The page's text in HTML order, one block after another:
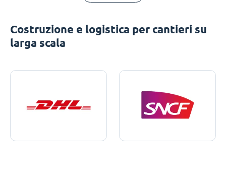
Costruzione e logistica per cantieri su
larga scala